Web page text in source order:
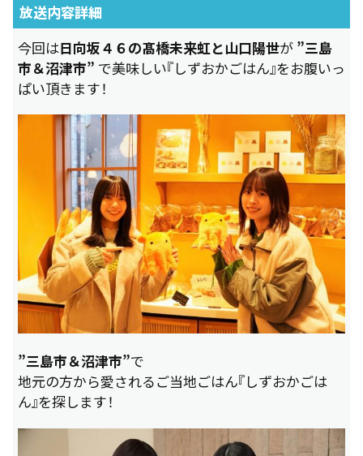
放送内容詳細
今回は日向坂４６の髙橋未来虹と山口陽世が”三島
市＆沼津市” で美味しい『しずおかごはん』をお腹いっ
ぱい頂きます！
”三島市＆沼津市”で
地元の方から愛されるご当地ごはん『しずおかごは
ん』を探します！